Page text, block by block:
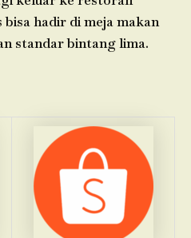
hadir di meja makan
standar bintang lima.